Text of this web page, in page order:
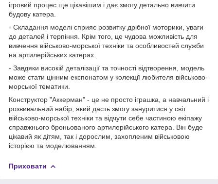
ігровий процес ще цікавішим і дає змогу детально вивчити
будову катера.
- Складання моделі сприяє розвитку дрібної моторики, уваги
до деталей і терпіння. Крім того, це чудова можливість для
вивчення військово-морської техніки та особливостей служби
на артилерійських катерах.
- Завдяки високій деталізації та точності відтворення, модель
може стати цінним експонатом у колекції любителя військово-
морської тематики.
Конструктор "Аккерман" - це не просто іграшка, а навчальний і
розвивальний набір, який дасть змогу зануритися у світ
військово-морської техніки та відчути себе частиною екіпажу
справжнього броньованого артилерійського катера. Він буде
цікавий як дітям, так і дорослим, захопленим військовою
історією та моделюванням.
Приховати